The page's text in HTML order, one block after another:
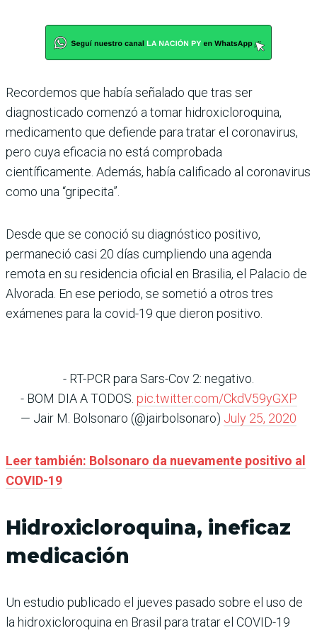
Recordemos que había señalado que tras ser
diagnosticado comenzó a tomar hidroxicloroquina,
medicamento que defiende para tratar el coronavirus,
pero cuya eficacia no está comprobada
científicamente. Además, había calificado al coronavirus
como una “gripecita”.
Desde que se conoció su diagnóstico positivo,
permaneció casi 20 días cumpliendo una agenda
remota en su residencia oficial en Brasilia, el Palacio de
Alvorada. En ese periodo, se sometió a otros tres
exámenes para la covid-19 que dieron positivo.
- RT-PCR para Sars-Cov 2: negativo.
- BOM DIA A TODOS. pic.twitter.com/CkdV59yGXP
— Jair M. Bolsonaro (@jairbolsonaro) July 25, 2020
Leer también: Bolsonaro da nuevamente positivo al
COVID-19
Hidroxicloroquina, ineficaz
medicación
Un estudio publicado el jueves pasado sobre el uso de
la hidroxicloroquina en Brasil para tratar el COVID-19